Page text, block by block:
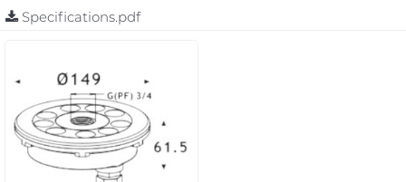
Specifications.pdf